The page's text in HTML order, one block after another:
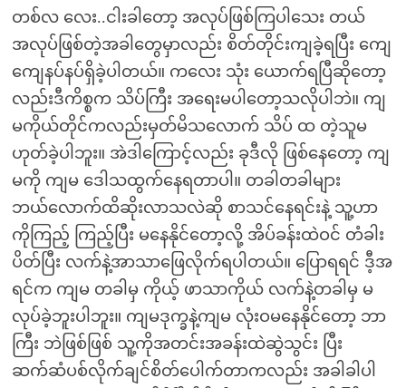
တစ်လ လေး..ငါးခါတော့ အလုပ်ဖြစ်ကြပါသေး တယ်
အလုပ်ဖြစ်တဲ့အခါတွေမှာလည်း စိတ်တိုင်းကျခဲ့ရပြီး ကျေ
ကျေနပ်နပ်ရှိခဲ့ပါတယ်။ ကလေး သုံး ယောက်ရပြီဆိုတော့
လည်းဒီကိစ္စက သိပ်ကြီး အရေးမပါတော့သလိုပါဘဲ။ ကျ
မကိုယ်တိုင်ကလည်းမှတ်မိသလောက် သိပ် ထ တဲ့သူမ
ဟုတ်ခဲ့ပါဘူး။ အဲဒါကြောင့်လည်း ခုဒီလို ဖြစ်နေတော့ ကျ
မကို ကျမ ဒေါသထွက်နေရတာပါ။ တခါတခါများ
ဘယ်လောက်ထိဆိုးလာသလဲဆို စာသင်နေရင်းနဲ့ သူ့ဟာ
ကိုကြည့် ကြည့်ပြီး မနေနိုင်တော့လို့ အိပ်ခန်းထဲဝင် တံခါး
ပိတ်ပြီး လက်နဲ့အာသာဖြေလိုက်ရပါတယ်။ ပြောရရင် ဒီ့အ
ရင်က ကျမ တခါမှ ကိုယ့် ဖာသာကိုယ် လက်နဲ့တခါမှ မ
လုပ်ခဲ့ဘူးပါဘူး။ ကျမဒုက္ခနဲ့ကျမ လုံးဝမနေနိုင်တော့ ဘာ
ကြီး ဘဲဖြစ်ဖြစ် သူ့ကိုအတင်းအခန်းထဲဆွဲသွင်း ပြီး
ဆက်ဆံပစ်လိုက်ချင်စိတ်ပေါက်တာကလည်း အခါခါပါ